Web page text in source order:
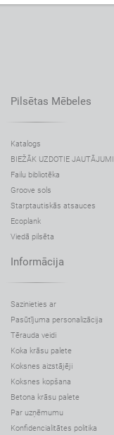
Pilsētas Mēbeles
Katalogs
BIEŽĀK UZDOTIE JAUTĀJUMI
Failu bibliotēka
Groove sols
Starptautiskās atsauces
Ecoplank
Viedā pilsēta
Informācija
Sazinieties ar
Pasūtījuma personalizācija
Tērauda veidi
Koka krāsu palete
Koksnes aizstājēji
Koksnes kopšana
Betona krāsu palete
Par uzņēmumu
Konfidencialitātes politika